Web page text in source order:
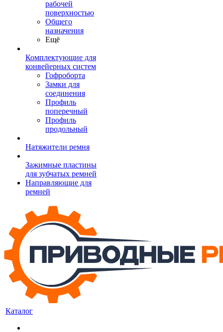
рабочей
поверхностью
Общего
назначения
Ещё
Комплектующие для
конвейерных систем
Гофроборта
Замки для
соединения
Профиль
поперечный
Профиль
продольный
Натяжители ремня
Зажимные пластины
для зубчатых ремней
Направляющие для
ремней
Каталог